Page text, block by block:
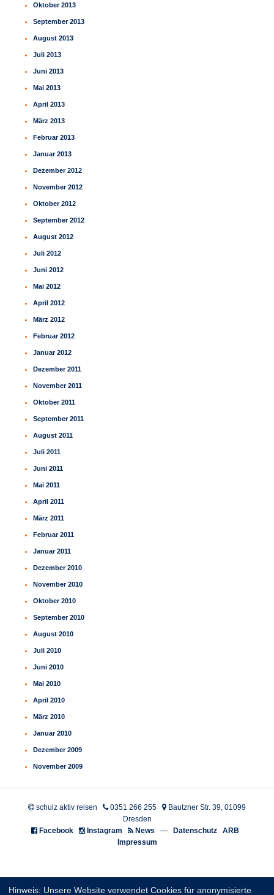
Oktober 2013
September 2013
August 2013
Juli 2013
Juni 2013
Mai 2013
April 2013
März 2013
Februar 2013
Januar 2013
Dezember 2012
November 2012
Oktober 2012
September 2012
August 2012
Juli 2012
Juni 2012
Mai 2012
April 2012
März 2012
Februar 2012
Januar 2012
Dezember 2011
November 2011
Oktober 2011
September 2011
August 2011
Juli 2011
Juni 2011
Mai 2011
April 2011
März 2011
Februar 2011
Januar 2011
Dezember 2010
November 2010
Oktober 2010
September 2010
August 2010
Juli 2010
Juni 2010
Mai 2010
April 2010
März 2010
Januar 2010
Dezember 2009
November 2009
schulz aktiv reisen 0351 266 255
Bautzner Str. 39, 01099
Dresden
Facebook
Instagram News — Datenschutz
ARB
Impressum
Hinweis: Unsere Website verwendet Cookies für anonymisierte